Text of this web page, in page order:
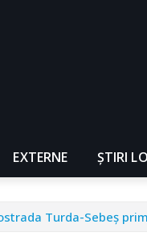
EXTERNE ȘTIRI
Turda-Sebeș